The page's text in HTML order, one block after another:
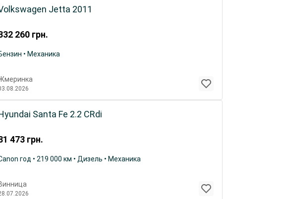
260 грн.
Jetta 2011
• Механика
473 грн.
Santa Fe 2.2 CRdi
год • 219 000 км • Дизель • Механика